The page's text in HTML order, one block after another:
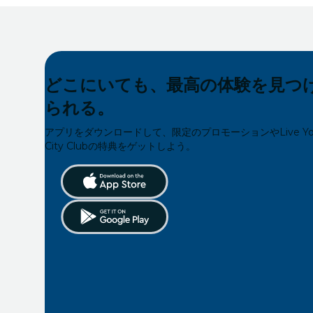
どこにいても、最高の体験を見つ
られる。
アプリをダウンロードして、限定のプロモーションやLive
City Clubの特典をゲットしよう。